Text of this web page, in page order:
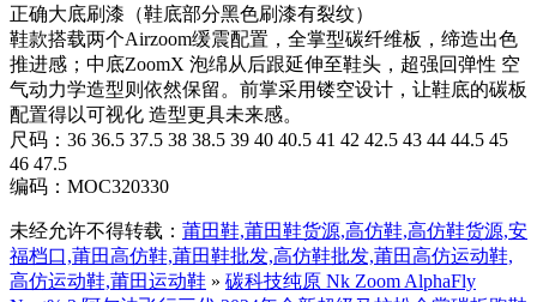
正确大底刷漆（鞋底部分黑色刷漆有裂纹）
鞋款搭载两个Airzoom缓震配置，全掌型碳纤维板，缔造出色
推进感；中底ZoomX 泡绵从后跟延伸至鞋头，超强回弹性 空
气动力学造型则依然保留。前掌采用镂空设计，让鞋底的碳板
配置得以可视化 造型更具未来感。
尺码：36 36.5 37.5 38 38.5 39 40 40.5 41 42 42.5 43 44 44.5 45
46 47.5
编码：MOC320330
未经允许不得转载： 莆田鞋,莆田鞋货源,高仿鞋,高仿鞋货源,安
福档口,莆田高仿鞋,莆田鞋批发,高仿鞋批发,莆田高仿运动鞋,
高仿运动鞋,莆田运动鞋 » 碳科技纯原 Nk Zoom AlphaFly